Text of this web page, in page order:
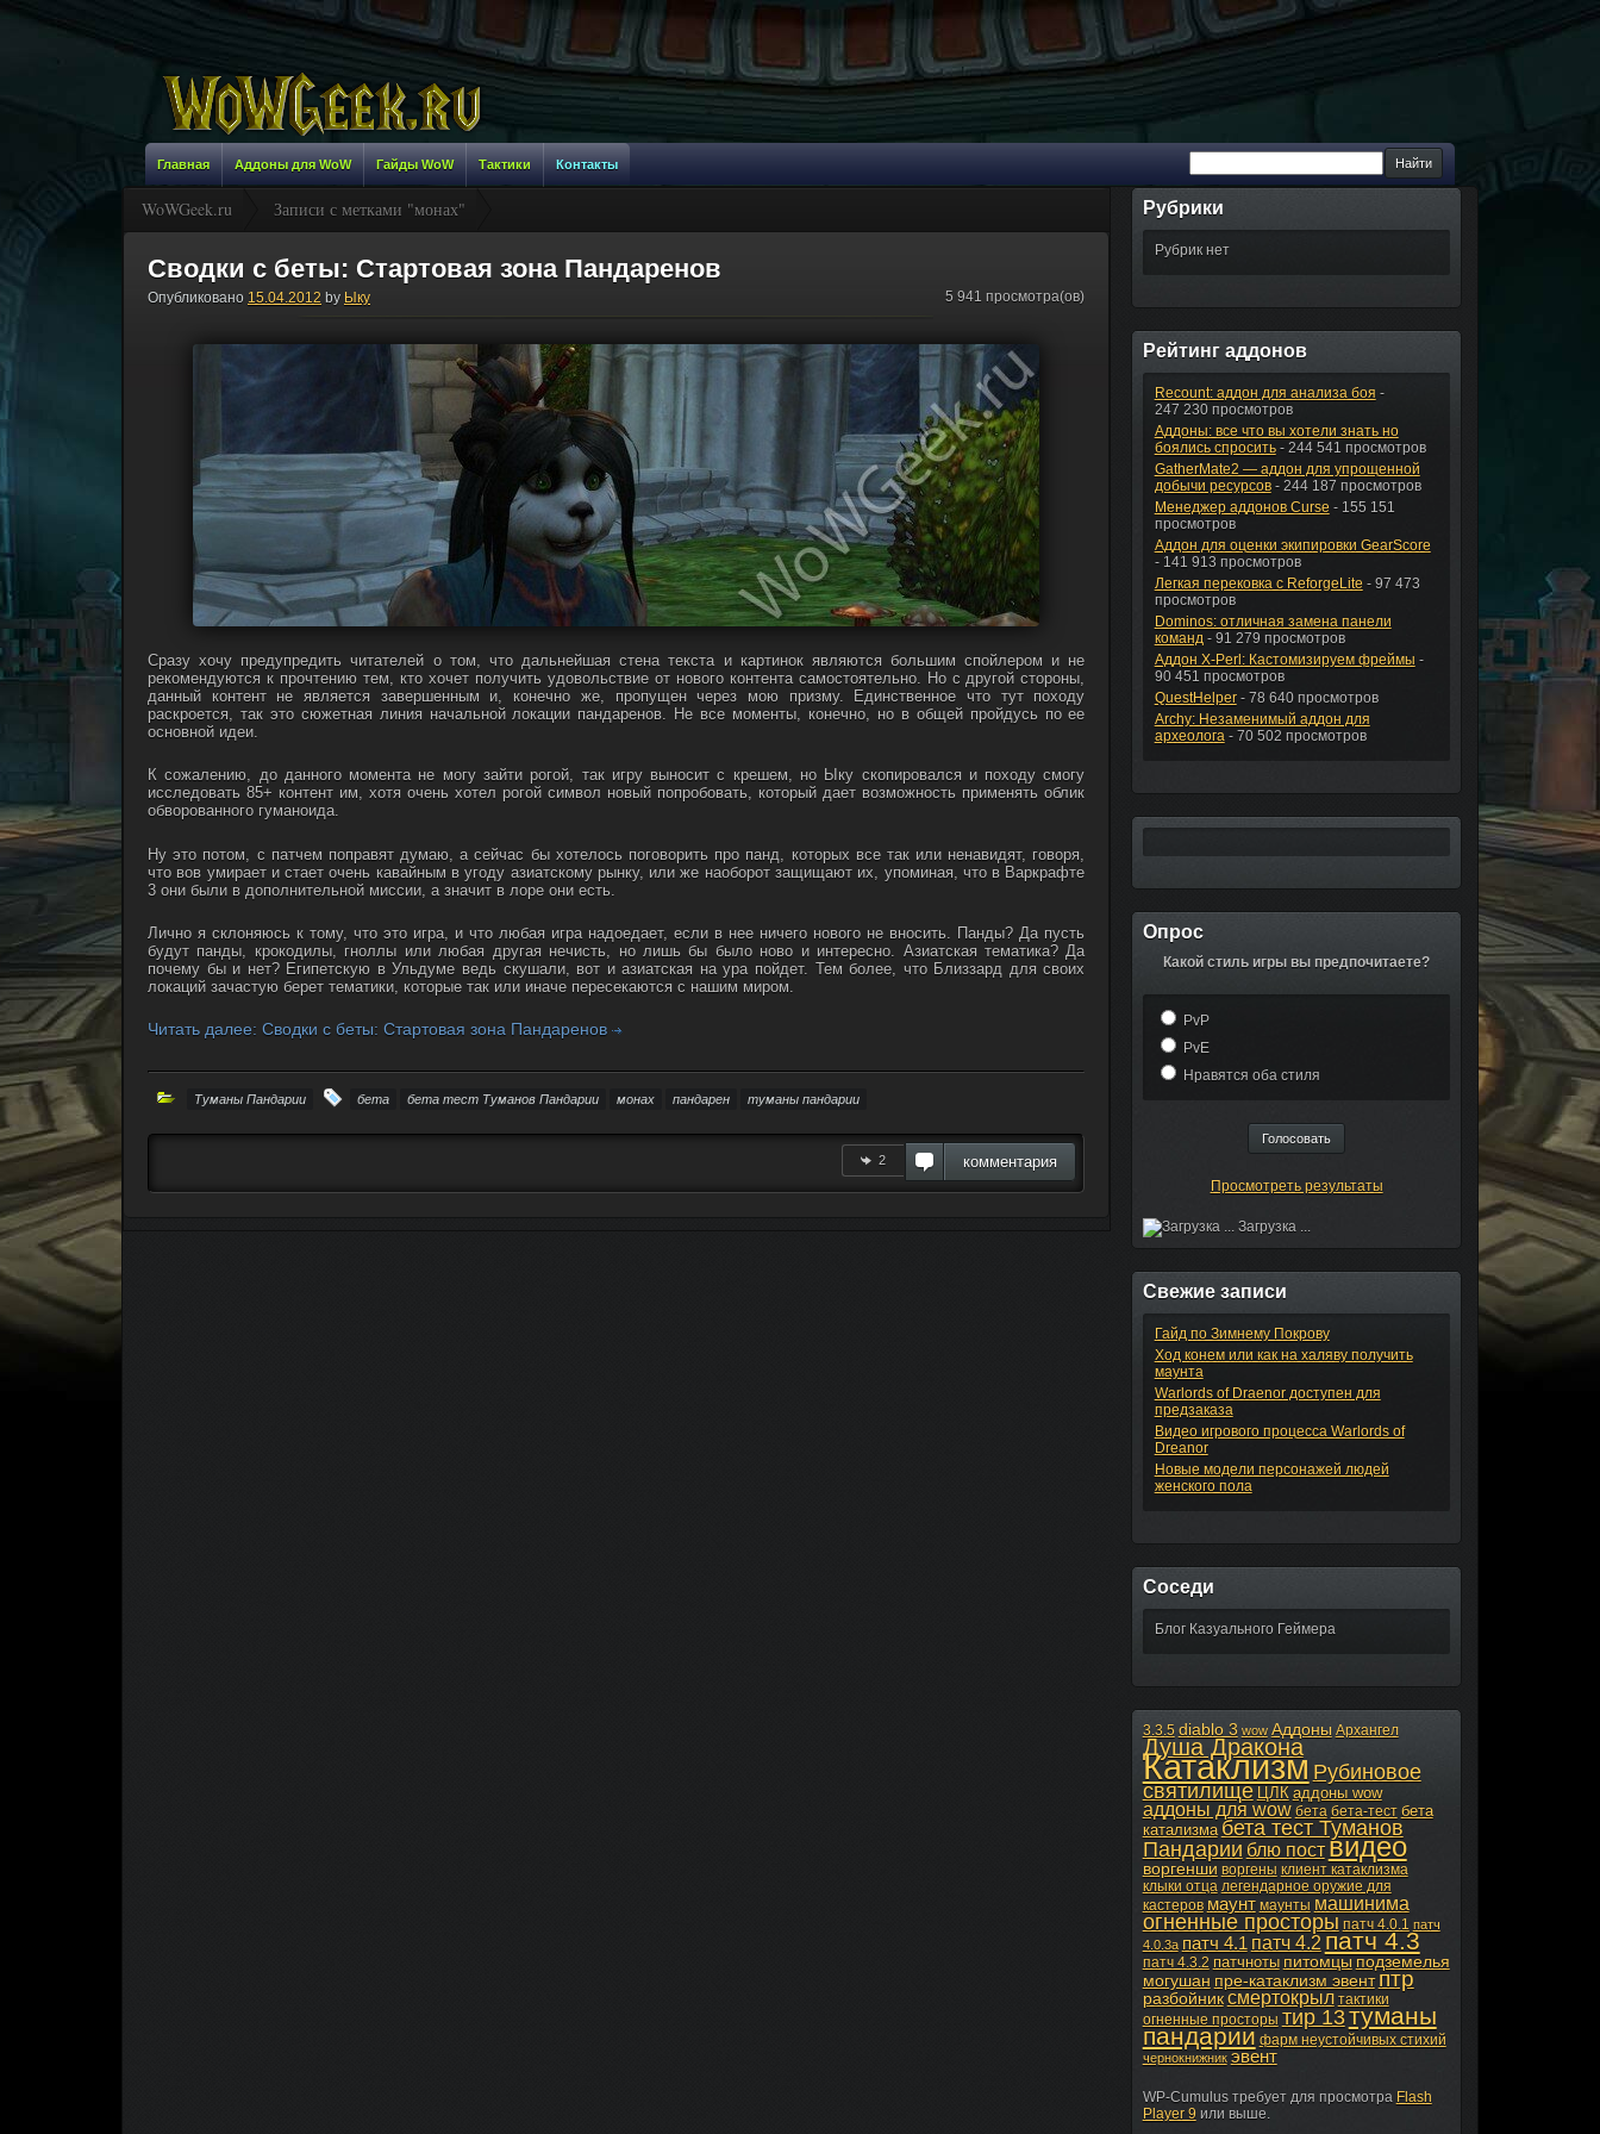
Главная Аддоны для WoW Гайды WoW Тактики Контакты
WoWGeek.ru Записи с метками "монах"
Сводки с беты: Стартовая зона Пандаренов
Опубликовано 15.04.2012 by Ыку 5 941 просмотра(ов)
Сразу хочу предупредить читателей о том, что дальнейшая стена текста и картинок являются большим спойлером и не
рекомендуются к прочтению тем, кто хочет получить удовольствие от нового контента самостоятельно. Но с другой стороны,
данный контент не является завершенным и, конечно же, пропущен через мою призму. Единственное что тут походу
раскроется, так это сюжетная линия начальной локации пандаренов. Не все моменты, конечно, но в общей пройдусь по ее
основной идеи.
К сожалению, до данного момента не могу зайти рогой, так игру выносит с крешем, но Ыку скопировался и походу смогу
исследовать 85+ контент им, хотя очень хотел рогой символ новый попробовать, который дает возможность применять облик
обворованного гуманоида.
Ну это потом, с патчем поправят думаю, а сейчас бы хотелось поговорить про панд, которых все так или ненавидят, говоря,
что вов умирает и стает очень кавайным в угоду азиатскому рынку, или же наоборот защищают их, упоминая, что в Варкрафте
3 они были в дополнительной миссии, а значит в лоре они есть.
Лично я склоняюсь к тому, что это игра, и что любая игра надоедает, если в нее ничего нового не вносить. Панды? Да пусть
будут панды, крокодилы, гноллы или любая другая нечисть, но лишь бы было ново и интересно. Азиатская тематика? Да
почему бы и нет? Египетскую в Ульдуме ведь скушали, вот и азиатская на ура пойдет. Тем более, что Близзард для своих
локаций зачастую берет тематики, которые так или иначе пересекаются с нашим миром.
Читать далее: Сводки с беты: Стартовая зона Пандаренов
Туманы Пандарии бета бета тест Туманов Пандарии монах пандарен туманы пандарии
2 комментария
Рубрики
Рубрик нет
Рейтинг аддонов
Recount: аддон для анализа боя -
247 230 просмотров
Аддоны: все что вы хотели знать но
боялись спросить- 244 541 просмотров
GatherMate2 — аддон для упрощенной
добычи ресурсов- 244 187 просмотров
Менеджер аддонов Curse - 155 151
просмотров
Аддон для оценки экипировки GearScore
- 141 913 просмотров
Легкая перековка с ReforgeLite - 97 473
просмотров
Dominos: отличная замена панели
команд- 91 279 просмотров
Аддон X-Perl: Кастомизируем фреймы -
90 451 просмотров
QuestHelper- 78 640 просмотров
Archy: Незаменимый аддон для
археолога- 70 502 просмотров
Опрос
Какой стиль игры вы предпочитаете?
PvP
PvE
Нравятся оба стиля
Просмотреть результаты
Загрузка ...
Свежие записи
Гайд по Зимнему Покрову
Ход конем или как на халяву получить
маунта
Warlords of Draenor доступен для
предзаказа
Видео игрового процесса Warlords of
Dreanor
Новые модели персонажей людей
женского пола
Соседи
Блог Казуального Геймера
3.3.5 diablo 3 wow Аддоны Архангел
Душа Дракона
Катаклизм Рубиновое
святилище ЦЛК аддоны wow
аддоны для wow бета бета-тест бета
катализма бета тест Туманов
Пандарии блю поствидео
воргенши воргены клиент катаклизма
клыки отца легендарное оружие для
кастеров маунт маунты машинима
огненные просторы патч 4.0.1 патч
4.0.3а патч 4.1 патч 4.2 патч 4.3
патч 4.3.2 патчноты питомцыподземелья
могушан пре-катаклизм эвент птр
разбойник смертокрыл тактики
огненные просторы тир 13туманы
пандарии фарм неустойчивых стихий
чернокнижник эвент
WP-Cumulus требует для просмотра Flash
Player 9 или выше.